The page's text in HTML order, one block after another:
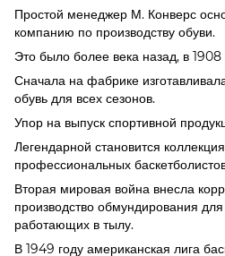
Простой менеджер М. Конверс
компанию по производству обуви.
Это было более века назад, в 1908
Сначала на фабрике
обувь для всех сезонов.
Упор на выпуск спортивной
Легендарной становится
профессиональных
Вторая мировая война внесла
производство обмундирования
работающих в тылу.
В 1949 году американская лига